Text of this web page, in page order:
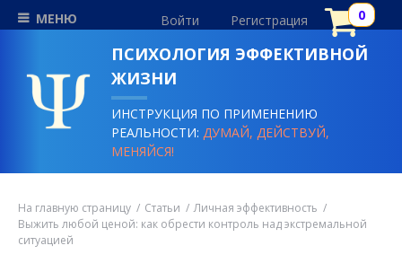
МЕНЮ Войти Регистрация
ПСИХОЛОГИЯ ЭФФЕКТИВНОЙ
ЖИЗНИ
ИНСТРУКЦИЯ ПО ПРИМЕНЕНИЮ
РЕАЛЬНОСТИ:ДУМАЙ, ДЕЙСТВУЙ,
МЕНЯЙСЯ!
На главную страницу Статьи
Личная эффективность
Выжить любой ценой: как обрести контроль над экстремальной
ситуацией